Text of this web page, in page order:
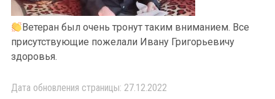
Ветеран был очень тронут таким вниманием. Все
присутствующие пожелали Ивану Григорьевичу
здоровья.
Дата обновления страницы: 27.12.2022